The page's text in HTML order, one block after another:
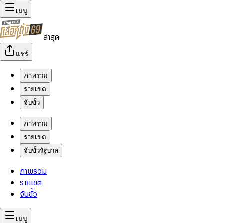
เมนู
ล่าสุด
แชร์
ภาพรวม
รายเขต
จับขั้ว
ภาพรวม
รายเขต
จับขั้วรัฐบาล
ภาพรวม
รายเขต
จับขั้ว
เมนู